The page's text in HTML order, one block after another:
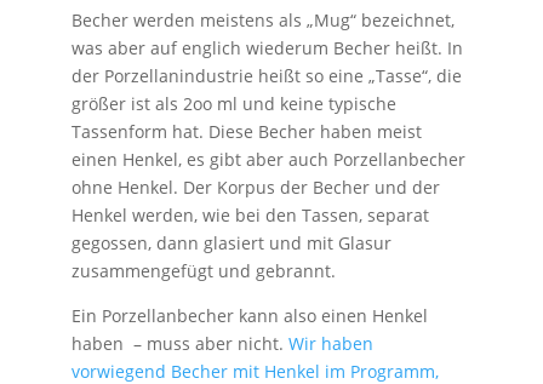
Becher werden meistens als „Mug“ bezeichnet,
was aber auf englich wiederum Becher heißt. In
der Porzellanindustrie heißt so eine „Tasse“, die
größer ist als 2oo ml und keine typische
Tassenform hat. Diese Becher haben meist
einen Henkel, es gibt aber auch Porzellanbecher
ohne Henkel. Der Korpus der Becher und der
Henkel werden, wie bei den Tassen, separat
gegossen, dann glasiert und mit Glasur
zusammengefügt und gebrannt.
Ein Porzellanbecher kann also einen Henkel
haben – muss aber nicht. Wir haben
vorwiegend Becher mit Henkel im Programm,